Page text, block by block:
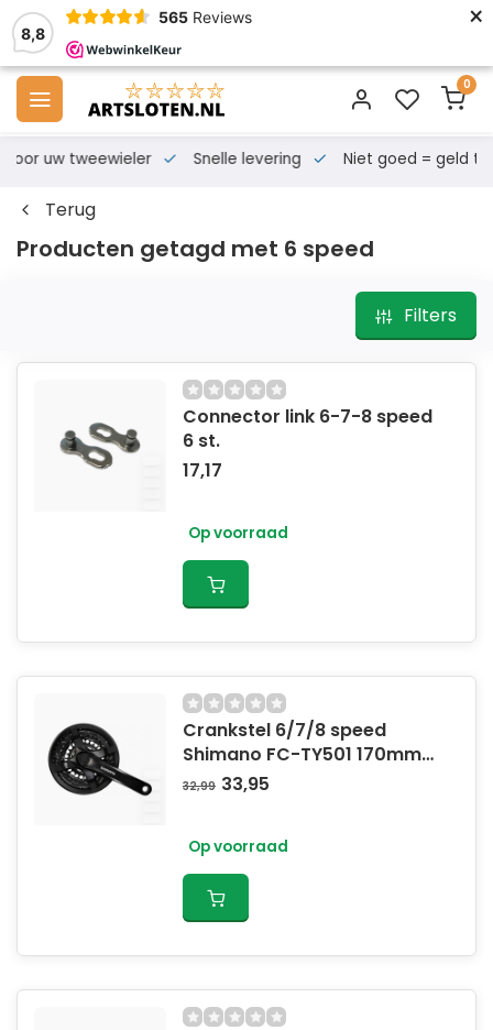
8,8
565 Reviews ×
0
voor uw tweewieler Snelle levering Niet goed = geld
Terug
Producten getagd met 6 speed
Filters
Connector link 6-7-8 speed
6 st.
17,17
Op voorraad
Crankstel 6/7/8 speed
Shimano FC-TY501 170mm
42x34x24T met
32,99 33,95
Op voorraad